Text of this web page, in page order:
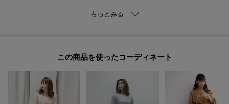
※照明の関係により、実際よりも色味が違って見える場合があります。ま
た、パソコン・スマートフォンなどの環境により、若干製品と画像のカラー
この商品を使った